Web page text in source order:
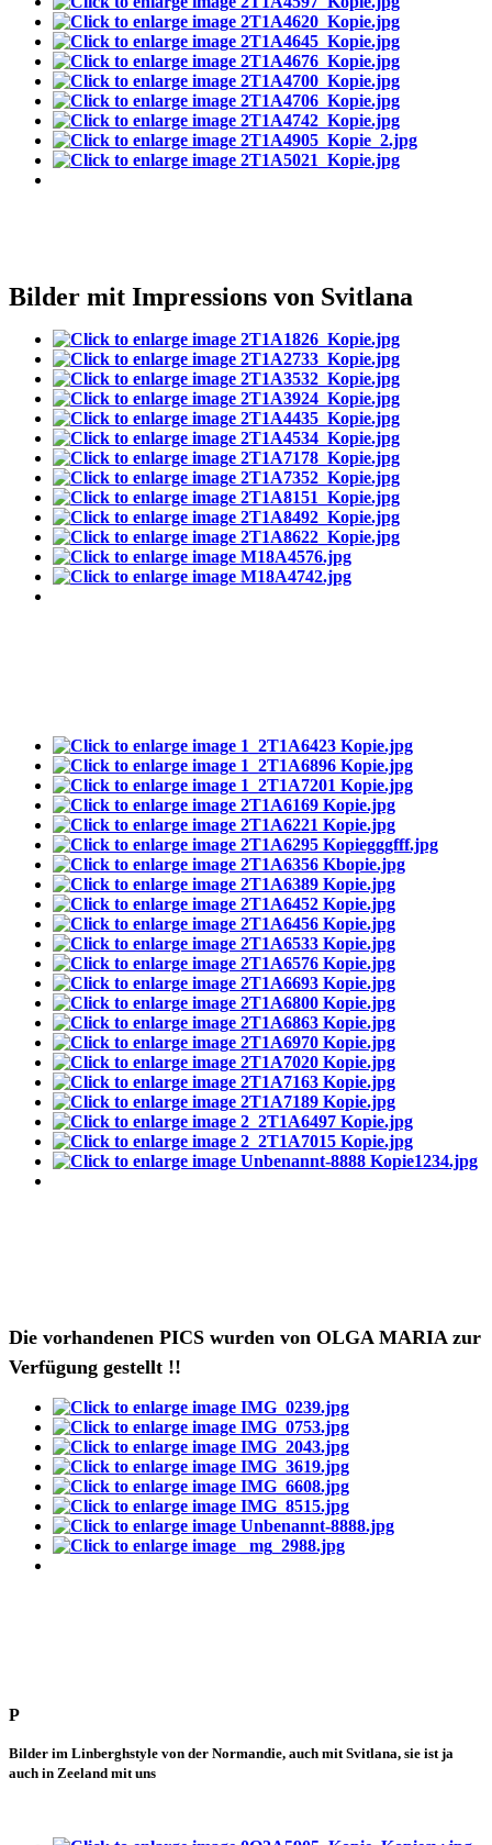
Bilder mit Impressions von Svitlana
Die vorhandenen PICS wurden von OLGA MARIA zur
Verfügung gestellt !!
P
Bilder im Linberghstyle von der Normandie, auch mit Svitlana, sie ist ja
auch in Zeeland mit uns